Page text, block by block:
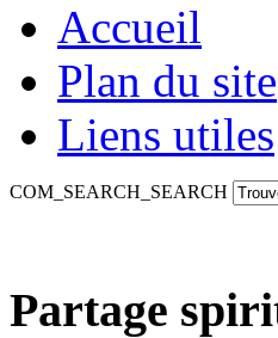
Accueil
Plan du site
Liens utiles
COM_SEARCH_SEARCH
Partage